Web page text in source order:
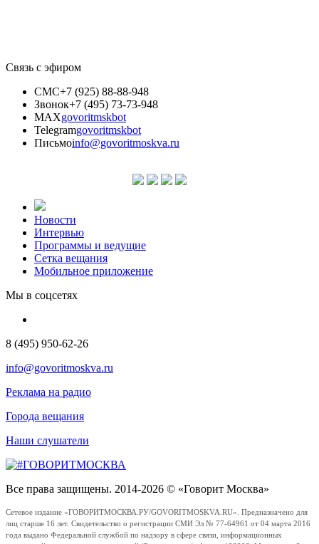
Связь с эфиром
СМС+7 (925) 88-88-948
Звонок+7 (495) 73-73-948
MAXgovoritmskbot
Telegramgovoritmskbot
Письмоinfo@govoritmoskva.ru
Новости
Интервью
Программы и ведущие
Сетка вещания
Мобильное приложение
Мы в соцсетях
8 (495) 950-62-26
info@govoritmoskva.ru
Реклама на радио
Города вещания
Наши слушатели
Все права защищены. 2014-2026 © «Говорит Москва»
Сетевое издание «ГОВОРИТМОСКВА.РУ/GOVORITMOSKVA.RU». Предназначено для
лиц старше 16 лет. Свидетельство о регистрации СМИ Эл № 77-64961 от 04 марта 2016
года выдано Федеральной службой по надзору в сфере связи, информационных